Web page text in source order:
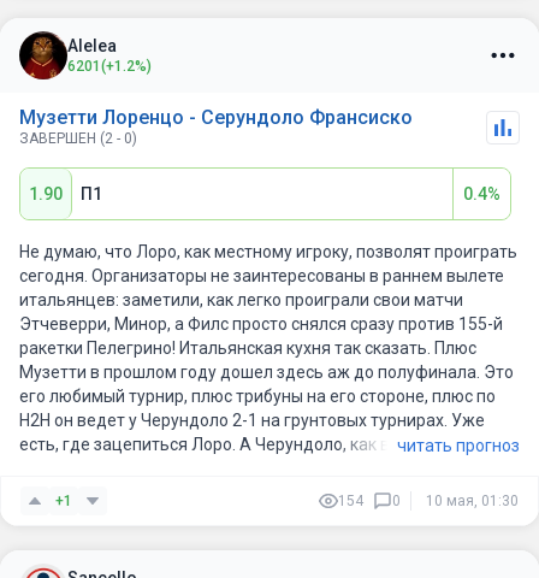
Alelea
6201 (+1.2%)
Музетти Лоренцо - Серундоло Франсиско
ЗАВЕРШЕН (2 - 0)
1.90 П1 0.4%
Не думаю, что Лоро, как местному игроку, позволят проиграть
сегодня. Организаторы не заинтересованы в раннем вылете
итальянцев: заметили, как легко проиграли свои матчи
Этчеверри, Минор, а Филс просто снялся сразу против 155-й
ракетки Пелегрино! Итальянская кухня так сказать. Плюс
Музетти в прошлом году дошел здесь аж до полуфинала. Это
его любимый турнир, плюс трибуны на его стороне, плюс по
Н2Н он ведет у Черундоло 2-1 на грунтовых турнирах. Уже
есть, где зацепиться Лоро. А Черундоло, как всегда, как
Проход Музетти.
читать прогноз
+1 154 0 10 мая, 01:30